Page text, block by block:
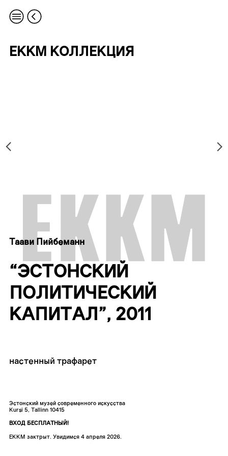
EKKM КОЛЛЕКЦИЯ
Таави Пийбеманн
“ЭСТОНСКИЙ
ПОЛИТИЧЕСКИЙ
КАПИТАЛ”, 2011
настенный трафарет
Эстонский музей современного искусства
Kursi 5, Tallinn 10415
ВХОД БЕСПЛАТНЫЙ!
ЕККМ зактрыт. Увидимся 4 апреля 2026.